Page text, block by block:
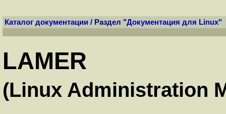
Каталог документации / Раздел "Документация для Linux"
LAMER
(Linux Administration